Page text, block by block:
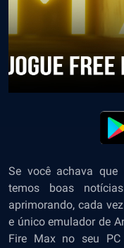
Se você achava que
temos boas
aprimorando, cada
e único emulador de
Fire Max no seu